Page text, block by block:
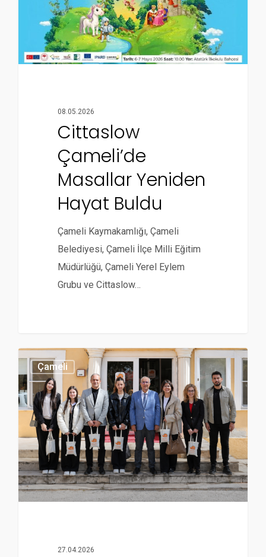
08.05.2026
Cittaslow
Çameli’de
Masallar Yeniden
Hayat Buldu
Çameli Kaymakamlığı, Çameli
Belediyesi, Çameli İlçe Milli Eğitim
Müdürlüğü, Çameli Yerel Eylem
Grubu ve Cittaslow…
Çameli
27.04.2026